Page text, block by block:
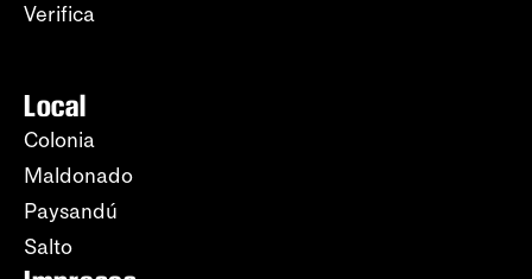
Verifica
Local
Colonia
Maldonado
Paysandú
Salto